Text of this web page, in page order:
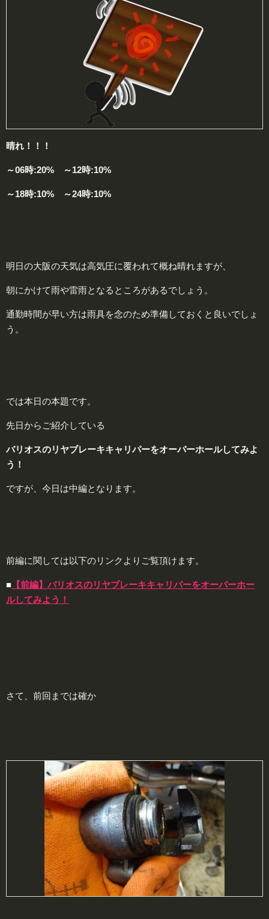
晴れ！！！
～06時:20% ～12時:10%
～18時:10% ～24時:10%
明日の大阪の天気は高気圧に覆われて概ね晴れますが、
朝にかけて雨や雷雨となるところがあるでしょう。
通勤時間が早い方は雨具を念のため準備しておくと良いでしょ
う。
では本日の本題です。
先日からご紹介している
バリオスのリヤブレーキキャリパーをオーバーホールしてみよ
う！
ですが、今日は中編となります。
前編に関しては以下のリンクよりご覧頂けます。
■ 【前編】バリオスのリヤブレーキキャリパーをオーバーホー
ルしてみよう！
さて、前回までは確か